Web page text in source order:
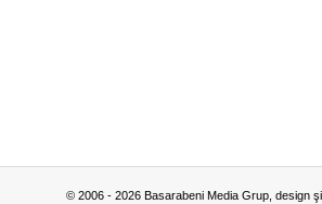
© 2006 - 2026 Basarabeni Media Grup, design